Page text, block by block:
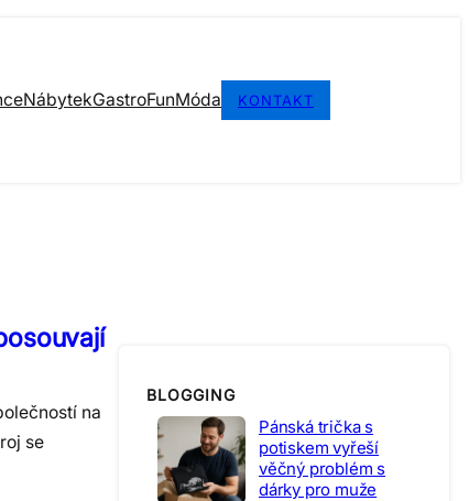
NábytekGastroFunMóda KONTAKT
na
se
BLOGGING
Pánská trička s
potiskem vyřeší
věčný problém s
dárky pro muže